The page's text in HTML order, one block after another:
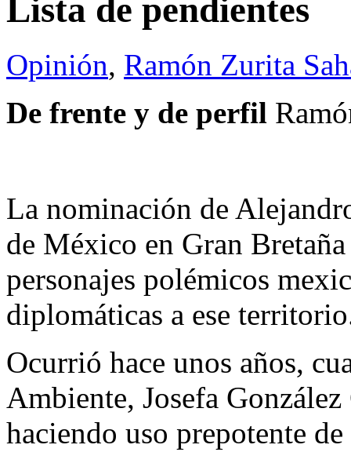
Lista de pendientes
Opinión, Ramón Zurita
De frente y de perfil
La nominación de
de México en Gran
personajes polémicos
diplomáticas a ese
Ocurrió hace unos años,
Ambiente, Josefa
haciendo uso prepotente